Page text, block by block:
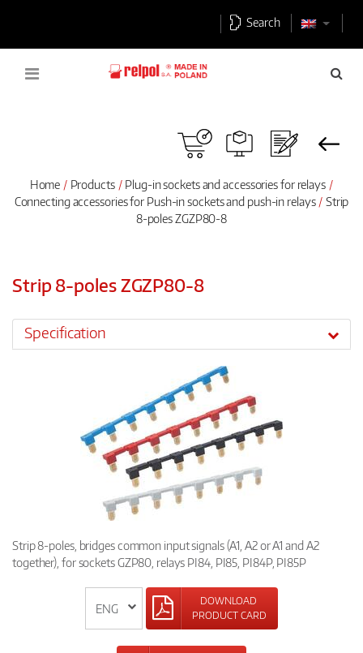
Search
Home Products
Plug-in sockets and accessories for relays
Connecting accessories for Push-in sockets and push-in relays
Strip
8-poles ZGZP80-8
Strip 8-poles ZGZP80-8
Specification
Strip 8-poles, bridges common input signals (A1, A2 or A1 and A2
together), for sockets GZP80, relays PI84, PI85, PI84P, PI85P
DOWNLOAD
PRODUCT CARD